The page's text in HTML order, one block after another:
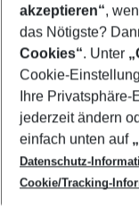
Footer
Footer
Über uns
AGB
Cookie-
Cookie-Richtlinie
Datenschutz
Service & Hilfe
Barrierefreies
Check-in
Folgen Sie uns
akzeptieren“,
das Nötigste?
Cookies“. Unter
Cookie-
Ihre Privatsphäre-
jederzeit ändern
einfach unten auf
Datenschutz-
Cookie/Tracking-